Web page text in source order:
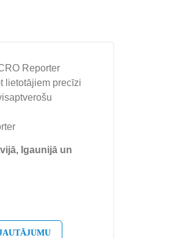
Reporter
lietotājiem precīzi
Igaunijā un